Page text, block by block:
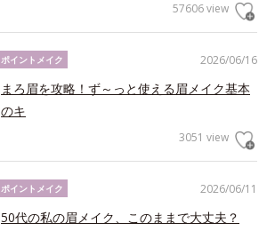
57606 view
2026/06/16
ポイントメイク
まろ眉を攻略！ず～っと使える眉メイク基本
のキ
3051 view
2026/06/11
ポイントメイク
50代の私の眉メイク、このままで大丈夫？